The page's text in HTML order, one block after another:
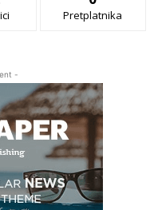
Pretplatnika
-